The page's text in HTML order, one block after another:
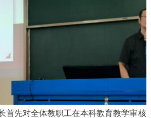
先对全体教职工在本科教育教学审核